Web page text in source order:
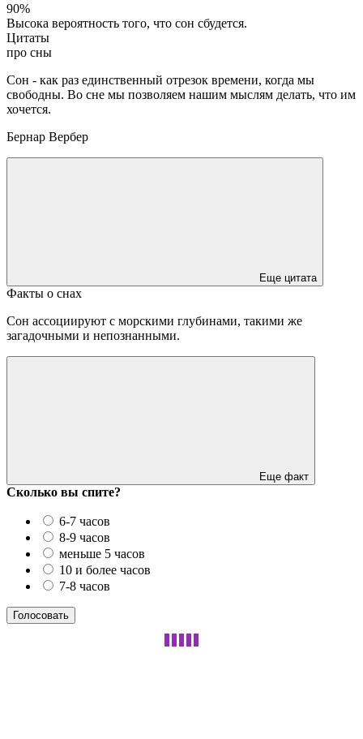
90%
Высока вероятность того, что сон сбудется.
Цитаты
про сны
Сон - как раз единственный отрезок времени, когда мы
свободны. Во сне мы позволяем нашим мыслям делать, что им
хочется.
Бернар Вербер
Еще цитата
Факты о снах
Сон ассоциируют с морскими глубинами, такими же
загадочными и непознанными.
Еще факт
Сколько вы спите?
6-7 часов
8-9 часов
меньше 5 часов
10 и более часов
7-8 часов